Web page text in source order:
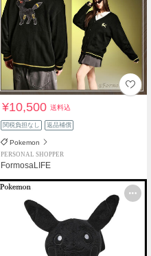
¥10,500送料込
関税負担なし 返品補償
Pokemon
PERSONAL SHOPPER
FormosaLIFE